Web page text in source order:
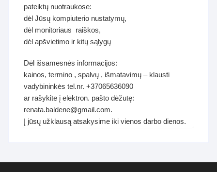
pateiktų nuotraukose:
dėl Jūsų kompiuterio nustatymų,
dėl monitoriaus raiškos,
dėl apšvietimo ir kitų sąlygų
Dėl išsamesnės informacijos:
kainos, termino , spalvų , išmatavimų – klausti
vadybininkės tel.nr. +37065636090
ar rašykite į elektron. pašto dėžutę:
renata.baldene@gmail.com.
Į jūsų užklausą atsakysime iki vienos darbo dienos.